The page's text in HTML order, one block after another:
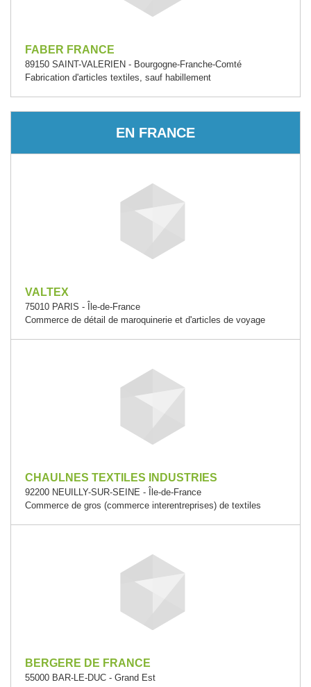
FABER FRANCE
89150 SAINT-VALERIEN - Bourgogne-Franche-Comté
Fabrication d'articles textiles, sauf habillement
EN FRANCE
VALTEX
75010 PARIS - Île-de-France
Commerce de détail de maroquinerie et d'articles de voyage
CHAULNES TEXTILES INDUSTRIES
92200 NEUILLY-SUR-SEINE - Île-de-France
Commerce de gros (commerce interentreprises) de textiles
BERGERE DE FRANCE
55000 BAR-LE-DUC - Grand Est